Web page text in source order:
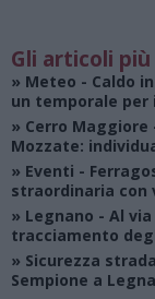
Gli articoli
» Meteo - Caldo
un temporale
» Cerro Maggiore
Mozzate:
» Eventi -
straordinaria con
» Legnano - Al
tracciamento
» Sicurezza
Sempione a